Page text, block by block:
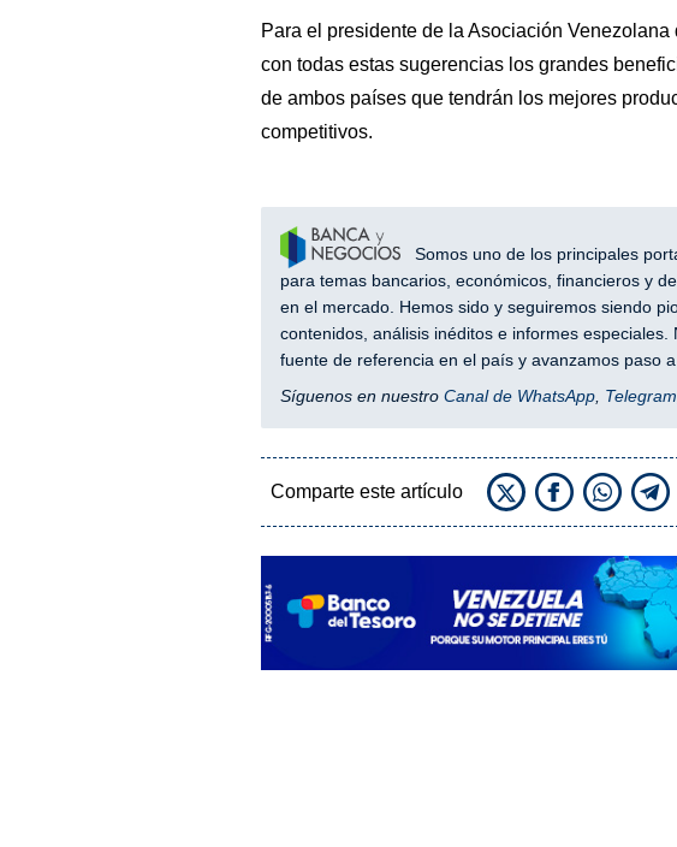
Para el presidente de la Asociación
con todas estas sugerencias los grandes
de ambos países que tendrán los mejores
competitivos.
Somos uno de los principales
para temas bancarios, económicos, financieros y
en el mercado. Hemos sido y seguiremos siendo
contenidos, análisis inéditos e informes
fuente de referencia en el país y avanzamos paso
Síguenos en nuestro Canal de WhatsApp, Telegram
Comparte este artículo